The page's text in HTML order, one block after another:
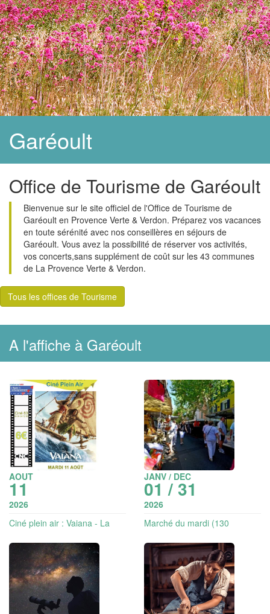
Garéoult
Office de Tourisme de Garéoult
Bienvenue sur le site officiel de l'Office de Tourisme de
Garéoult en Provence Verte & Verdon. Préparez vos vacances
en toute sérénité avec nos conseillères en séjours de
Garéoult. Vous avez la possibilité de réserver vos activités,
vos concerts,sans supplément de coût sur les 43 communes
de La Provence Verte & Verdon.
Tous les offices de Tourisme
A l'affiche à Garéoult
AOUT
11
2026
Ciné plein air : Vaiana - La
JANV / DEC
01 / 31
2026
Marché du mardi (130